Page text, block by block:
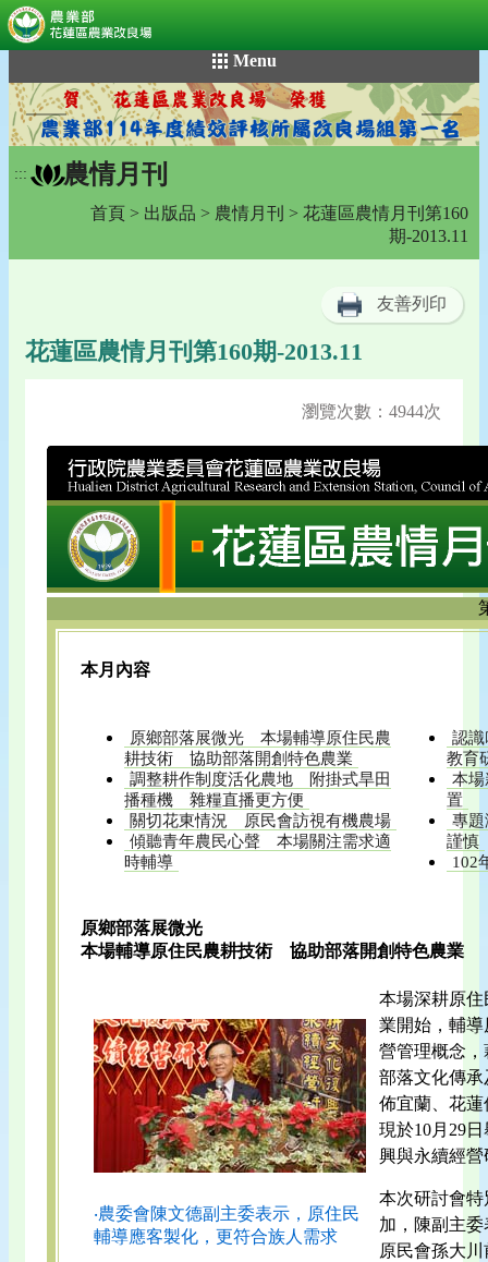
到
主
要
內
容
Menu
::: 農情月刊
首頁 > 出版品 > 農情月刊 > 花蓮區農情月刊第160
期-2013.11
友善列印
花蓮區農情月刊第160期-2013.11
瀏覽次數：4944次
本月內容
原鄉部落展微光 本場輔導原住民農
耕技術 協助部落開創特色農業
調整耕作制度活化農地 附掛式旱田
播種機 雜糧直播更方便
關切花東情況 原民會訪視有機農場
傾聽青年農民心聲 本場關注需求適
時輔導
認
教育
本
置
專
謹慎
102
原鄉部落展微光
本場輔導原住民農耕技術 協助部落開創特色農業
‧農委會陳文德副主委表示，原住民
輔導應客製化，更符合族人需求
本場深耕原
業開始，輔
營管理概念
部落文化傳
佈宜蘭、花
現於10月29
興與永續經
本次研討會
加，陳副主
原民會孫大